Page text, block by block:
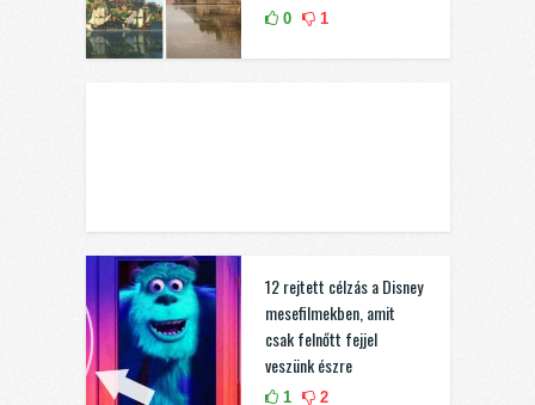
0 1
12 rejtett célzás a Disney
mesefilmekben, amit
csak felnőtt fejjel
veszünk észre
1 2